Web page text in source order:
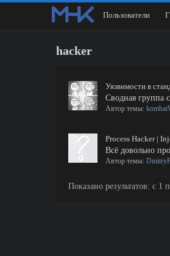
hacker
Уязвимости в
Сводная группа
Автор темы:
Process Hacker |
Всё довольно
Автор темы:
Показано результатов: с 1
Пользователи